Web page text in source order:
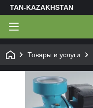
TAN-KAZAKHSTAN
Товары и услуги